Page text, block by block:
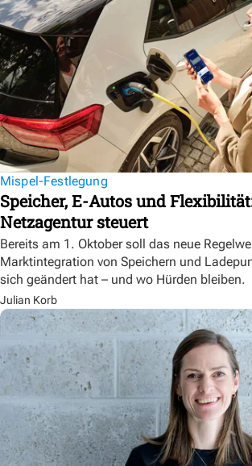
Mispel-Festlegung
Speicher, E-Autos und
Netzagentur steuert
Bereits am 1. Oktober soll das neue
Marktintegration von Speichern und
sich geändert hat – und wo Hürden bleiben.
Julian Korb